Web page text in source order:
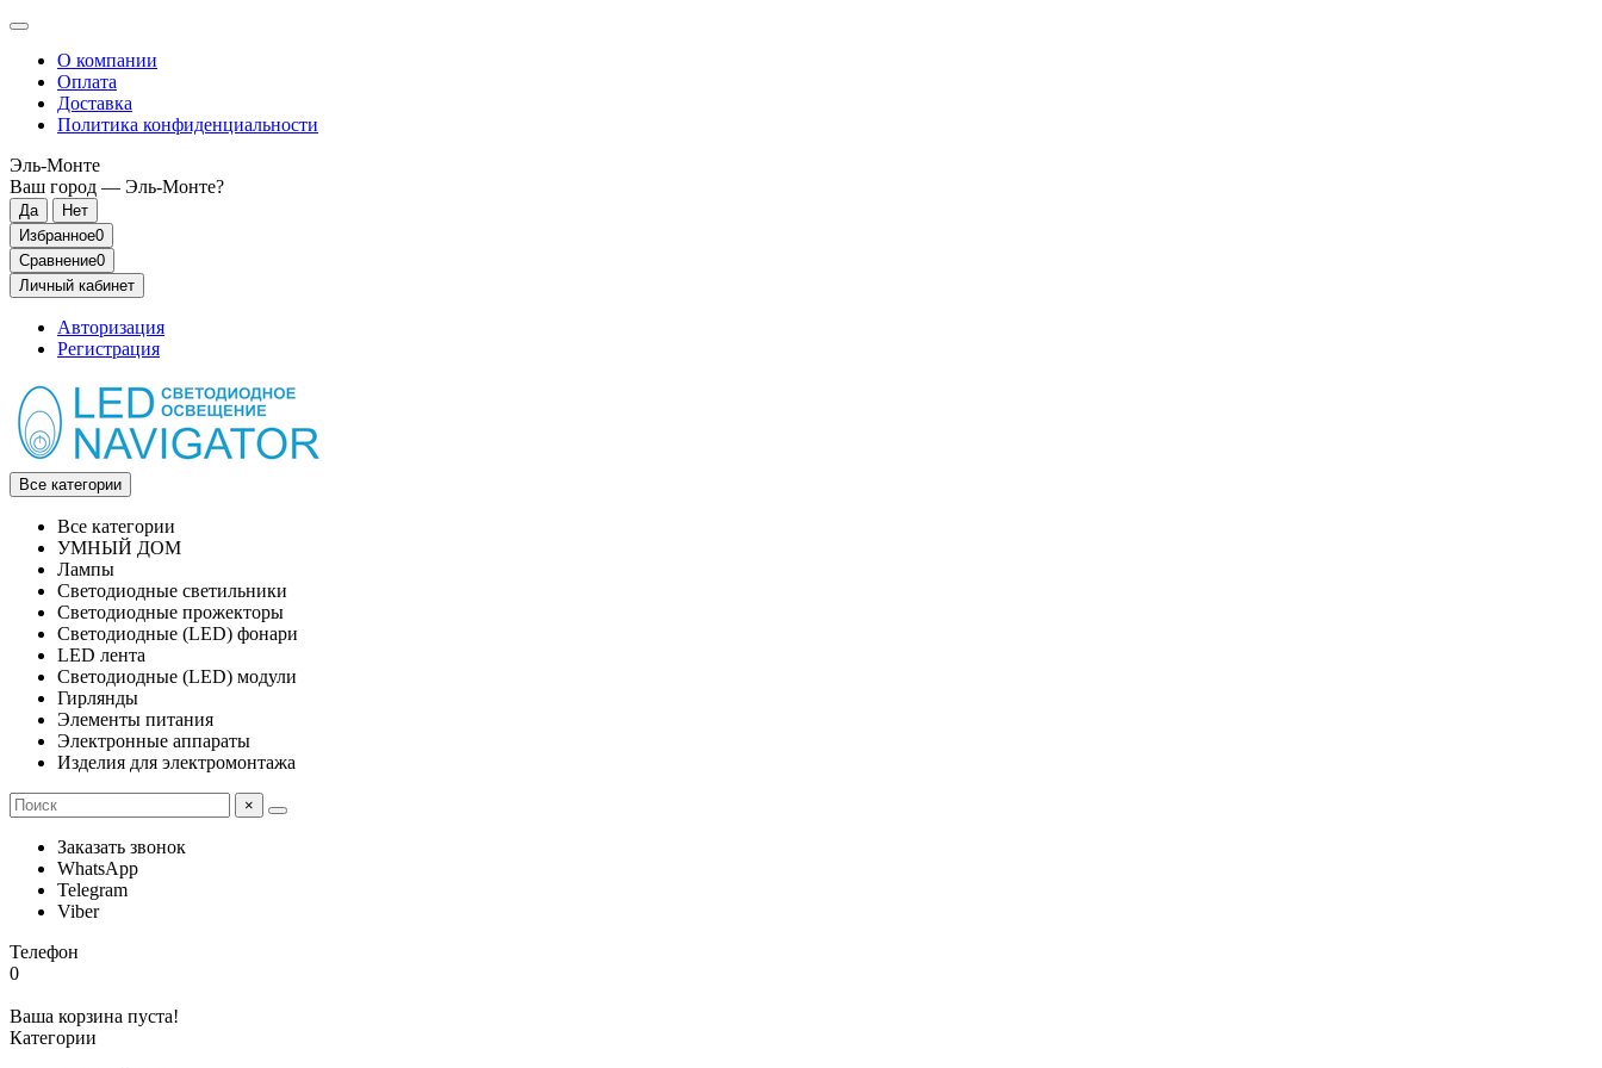
О компании
Оплата
Доставка
Политика конфиденциальности
Эль-Монте
Ваш город — Эль-Монте?
Избранное0
Сравнение0
Личный кабинет
Авторизация
Регистрация
Все категории
Все категории
УМНЫЙ ДОМ
Лампы
Светодиодные светильники
Светодиодные прожекторы
Светодиодные (LED) фонари
LED лента
Светодиодные (LED) модули
Гирлянды
Элементы питания
Электронные аппараты
Изделия для электромонтажа
×
Заказать звонок
WhatsApp
Telegram
Viber
Телефон
0
Ваша корзина пуста!
Категории